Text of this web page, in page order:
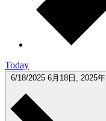
Today
6/18/2025 6月18日, 2025年